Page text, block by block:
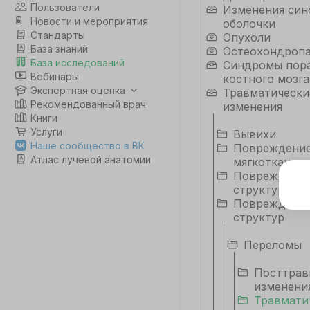
Пользователи
Новости и мероприятия
Стандарты
База знаний
База исследований
Вебинары
Экспертная оценка
Рекомендованный врач
Книги
Услуги
Наше сообщество в ВК
Атлас лучевой анатомии
Изменения
оболочки
Опухоли
Синдромы
костного мозга
изменения
Вывихи
структур
Повреждения
структур
Переломы